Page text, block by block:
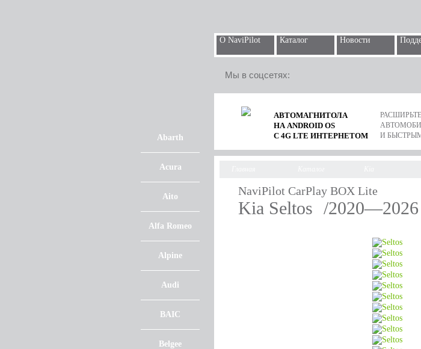
О NaviPilot Каталог Новости
Мы в соцсетях:
Abarth
Acura
Aito
Alfa Romeo
Alpine
Audi
BAIC
Belgee
АВТОМАГНИТОЛА
НА ANDROID OS
С 4G LTE ИНТЕРНЕТОМ
И
NaviPilot CarPlay BOX Lite
Kia Seltos /2020—2026